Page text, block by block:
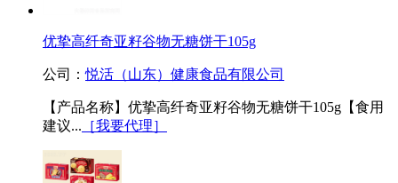
优挚高纤奇亚籽谷物无糖饼干105g
公司：悦活（山东）健康食品有限公司
【产品名称】优挚高纤奇亚籽谷物无糖饼干105g【食用
建议... ［我要代理］